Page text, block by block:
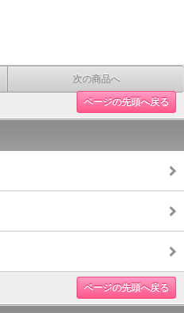
次の商品へ
ページの先頭へ戻る
ページの先頭へ戻る